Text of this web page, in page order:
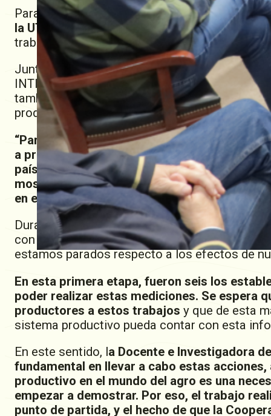
Para la presentación de la jornadacontamos
la UTN, Ing. Agr. María Paz Tieriy miembros
trabajan en el Grupo de Sustentabilidad.
Junto a la Universidad Tecnológica Nacional
INTI, la Lehmann tomó la decisión de
tambos para poder medir el impacto que
productivos que llevan adelante nuestros
“Para la Cooperativa ha sido un enorme
a profesionales destacados de las mismas
país, en el cual podemos presentarnos ante
mostrarles cuáles son los impactos que la
en el ambiente”, destacó el Director
Durante la jornada, se expusieron los 6
con las mediciones promedio realizadas en
estamos parados respecto a los efectos de
En esta primera etapa, fueron seis los
poder realizar estas mediciones. Se espera
productores a estos trabajos y que de esta
sistema productivo pueda contar con esta
En este sentido, la Docente e Investigadora
fundamental en llevar a cabo estas
productivo en el mundo del agro es una
empezar a demostrar. Por eso, el trabajo
punto de partida, y el hecho de que la